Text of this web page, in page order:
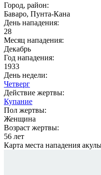
Город, район:
Баваро, Пунта-Кана
День нападения:
28
Месяц нападения:
Декабрь
Год нападения:
1933
День недели:
Четверг
Действие жертвы:
Купание
Пол жертвы:
Женщина
Возраст жертвы:
56 лет
Карта места нападения